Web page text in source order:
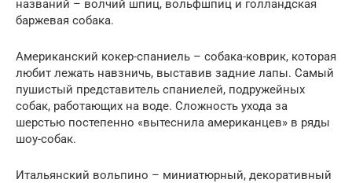
названий – волчий шпиц, вольфшпиц и голландская
баржевая собака.
Американский кокер-спаниель – собака-коврик, которая
любит лежать навзничь, выставив задние лапы. Самый
пушистый представитель спаниелей, подружейных
собак, работающих на воде. Сложность ухода за
шерстью постепенно «вытеснила американцев» в ряды
шоу-собак.
Итальянский вольпино – миниатюрный, декоративный